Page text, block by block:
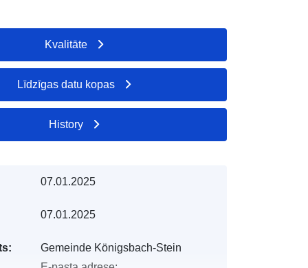
Kvalitāte
Līdzīgas datu kopas
History
07.01.2025
07.01.2025
Gemeinde Königsbach-Stein